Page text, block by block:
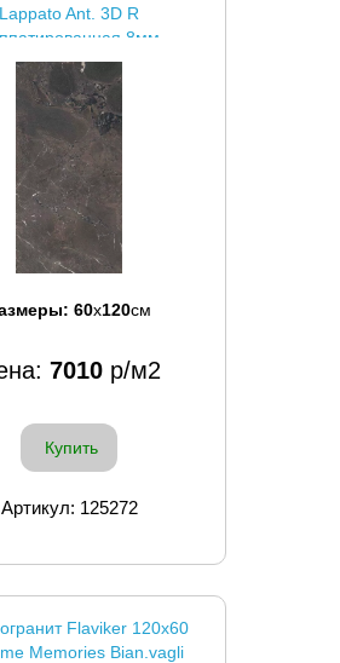
Lappato Ant. 3D R
8мм
60x120см
7010 р/м2
Купить
Артикул: 125272
Flaviker 120x60
Memories Bian.vagli